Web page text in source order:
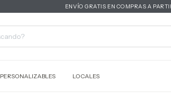
ENVÍO GRATIS EN COMPRAS A
PERSONALIZABLES LOCALES